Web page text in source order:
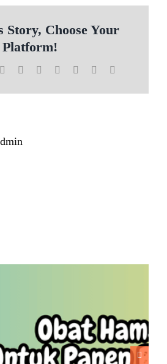
Story, Choose Your
Platform!
LinkedInWhatsApp
TumblrPinterest Xing
Padi Untuk Panen